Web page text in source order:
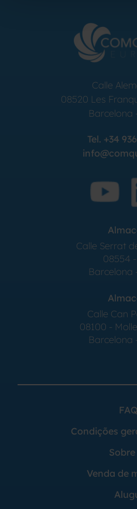
Calle
08520 Les
Barcelona
Tel. +34
Calle Serrat
08554
Barcelona
Calle Can
08100 -
Barcelona
Condições
Venda de